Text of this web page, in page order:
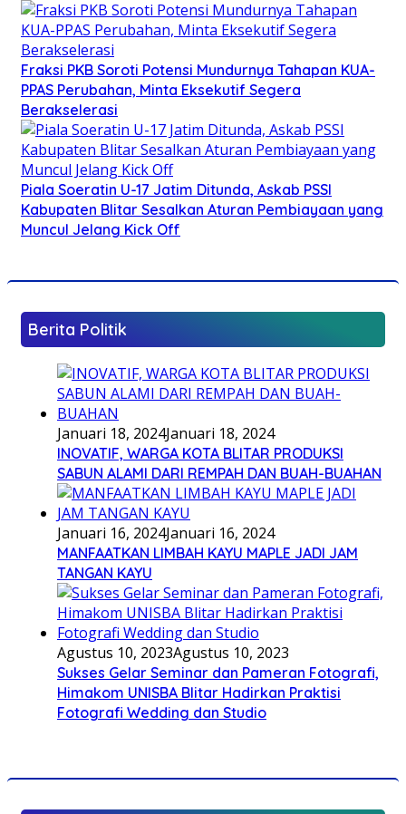
Fraksi PKB Soroti Potensi Mundurnya Tahapan KUA-
PPAS Perubahan, Minta Eksekutif Segera
Berakselerasi
Piala Soeratin U-17 Jatim Ditunda, Askab PSSI
Kabupaten Blitar Sesalkan Aturan Pembiayaan yang
Muncul Jelang Kick Off
Berita Politik
Januari 18, 2024Januari 18, 2024
INOVATIF, WARGA KOTA BLITAR PRODUKSI
SABUN ALAMI DARI REMPAH DAN BUAH-BUAHAN
Januari 16, 2024Januari 16, 2024
MANFAATKAN LIMBAH KAYU MAPLE JADI JAM
TANGAN KAYU
Agustus 10, 2023Agustus 10, 2023
Sukses Gelar Seminar dan Pameran Fotografi,
Himakom UNISBA Blitar Hadirkan Praktisi
Fotografi Wedding dan Studio